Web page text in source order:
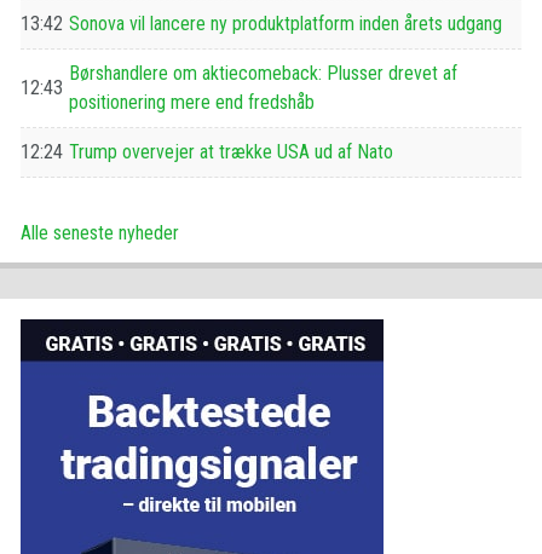
13:42 Sonova vil lancere ny produktplatform inden årets udgang
12:43
Børshandlere om aktiecomeback: Plusser drevet af
positionering mere end fredshåb
12:24 Trump overvejer at trække USA ud af Nato
Alle seneste nyheder